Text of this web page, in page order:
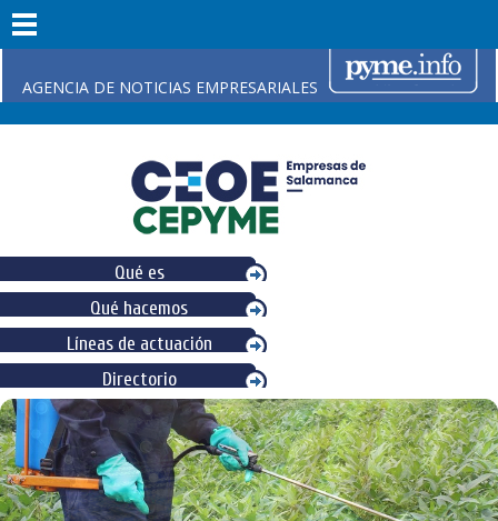
AGENCIA DE NOTICIAS EMPRESARIALES
Qué es
Qué hacemos
Líneas de actuación
Directorio